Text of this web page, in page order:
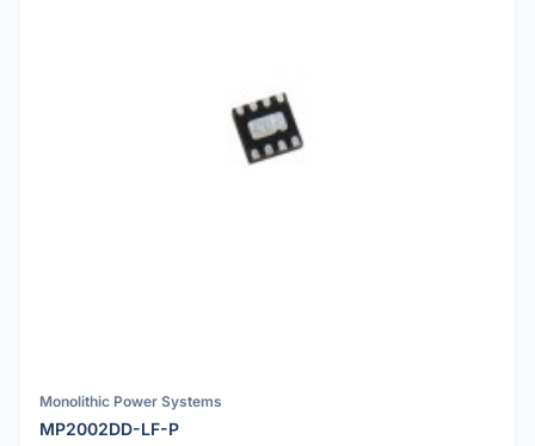
Monolithic Power Systems
MP2002DD-LF-P